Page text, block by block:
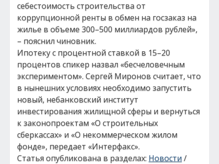
себестоимость строительства от
коррупционной ренты в обмен на госзаказ на
жилье в объеме 300–500 миллиардов рублей»,
– пояснил чиновник.
Ипотеку с процентной ставкой в 15–20
процентов спикер назвал «бесчеловечным
экспериментом». Сергей Миронов считает, что
в нынешних условиях необходимо запустить
новый, небанковский институт
инвестирования жилищной сферы и вернуться
к законопроектам «О строительных
сберкассах» и «О некоммерческом жилом
фонде», передает «Интерфакс».
Статья опубликована в разделах: Новости/